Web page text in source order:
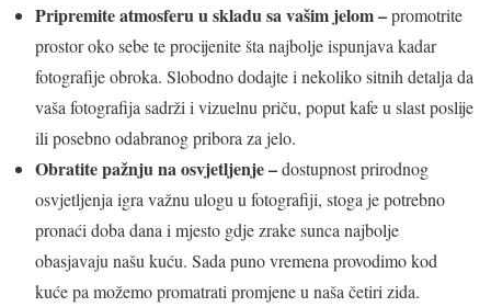
Pripremite atmosferu u skladu sa vašim jelom–promotrite
prostor oko sebe te procijenite šta najbolje ispunjava kadar
fotografije obroka. Slobodno dodajte i nekoliko sitnih detalja da
vaša fotografija sadrži i vizuelnu priču, poput kafe u slast poslije
ili posebno odabranog pribora za jelo.
Obratite pažnju na osvjetljenje –dostupnost prirodnog
osvjetljenja igra važnu ulogu u fotografiji, stoga je potrebno
pronaći doba dana i mjesto gdje zrake sunca najbolje
obasjavaju našu kuću. Sada puno vremena provodimo kod
kuće pa možemo promatrati promjene u naša četiri zida.